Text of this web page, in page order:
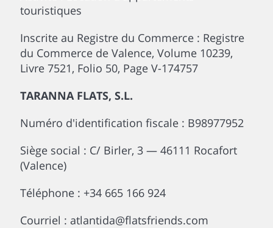
touristiques
Inscrite au Registre du Commerce : Registre
du Commerce de Valence, Volume 10239,
Livre 7521, Folio 50, Page V-174757
TARANNA FLATS, S.L.
Numéro d'identification fiscale : B98977952
Siège social : C/ Birler, 3 — 46111 Rocafort
(Valence)
Téléphone : +34 665 166 924
Courriel : atlantida@flatsfriends.com